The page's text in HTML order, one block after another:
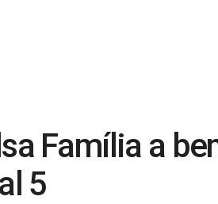
Família a
5